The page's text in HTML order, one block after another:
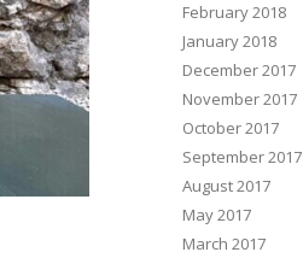
February 2018
January 2018
December 2017
November 2017
October 2017
September 2017
August 2017
May 2017
March 2017